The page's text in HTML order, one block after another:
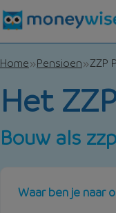
Home Pensioen ZZP
Het
Bouw als
Waar ben je naar